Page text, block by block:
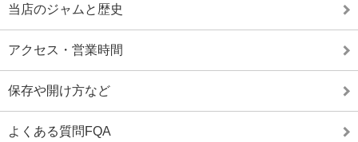
当店のジャムと歴史
アクセス・営業時間
保存や開け方など
よくある質問FQA